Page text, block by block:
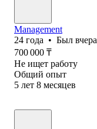
Management
24 года • Был вчера
700 000 ₸
Не ищет работу
Общий опыт
5 лет 8 месяцев